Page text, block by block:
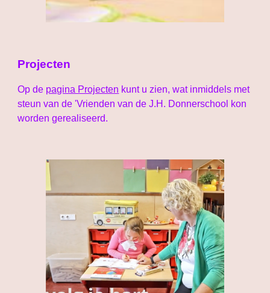
Projecten
Op de pagina Projecten kunt u zien, wat inmiddels met
steun van de 'Vrienden van de J.H. Donnerschool kon
worden gerealiseerd.